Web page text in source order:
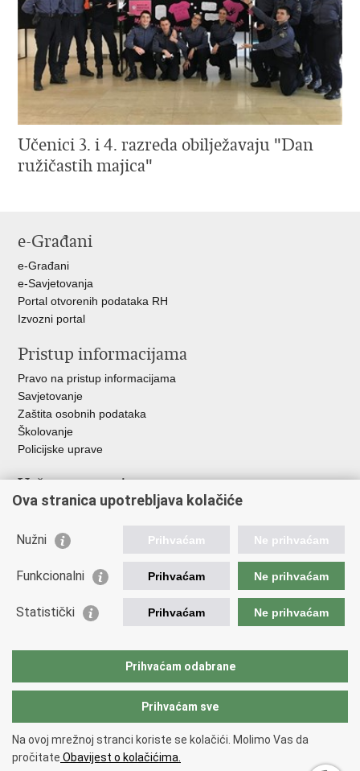
Učenici 3. i 4. razreda obilježavaju "Dan
ružičastih majica"
e-Građani
e-Građani
e-Savjetovanja
Portal otvorenih podataka RH
Izvozni portal
Pristup informacijama
Pravo na pristup informacijama
Savjetovanje
Zaštita osobnih podataka
Školovanje
Policijske uprave
Važne poveznice
Ministarstvo unutarnjih poslova
Muzej policije
Centar za mentalno zdravlje
Centar za forenzična ispitivanja, istraživanja i vještačenja "Ivan
Nacionalna evidencija nestalih osoba
Copyright © 2026 Policijska akademija „Prvi hrvatski redarstvenik".
korištenja.Izjava o pristupačnosti.
Ova stranica upotrebljava kolačiće
Nužni Prihvaćam Ne prihvaćam
Funkcionalni Prihvaćam Ne prihvaćam
Statistički Prihvaćam Ne prihvaćam
Prihvaćam odabrane
Prihvaćam sve
Na ovoj mrežnoj stranci koriste se kolačići. Molimo Vas da
pročitate Obavijest o kolačićima.